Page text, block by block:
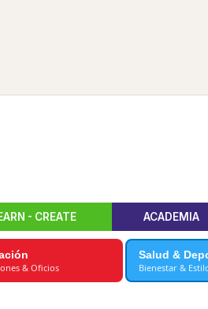
- CREATE ACADEMIA
& Oficios
Salud &
Bienestar &